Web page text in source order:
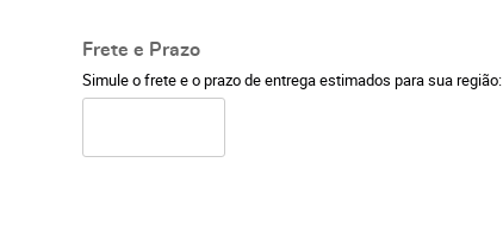
Frete e Prazo
Simule o frete e o prazo de entrega estimados para sua região: